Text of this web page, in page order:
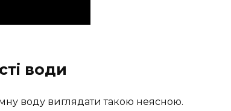
води
воду виглядати такою неясною.